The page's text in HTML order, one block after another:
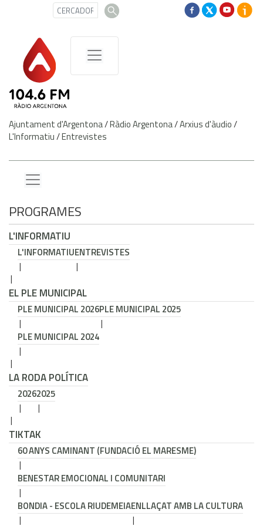
Ajuntament d'Argentona/Ràdio Argentona/Arxius d'àudio/
L'Informatiu/Entrevistes
PROGRAMES
L'INFORMATIU
L'INFORMATIUENTREVISTES
EL PLE MUNICIPAL
PLE MUNICIPAL 2026PLE MUNICIPAL 2025
PLE MUNICIPAL 2024
LA RODA POLÍTICA
20262025
TIKTAK
60 ANYS CAMINANT (FUNDACIÓ EL MARESME)
BENESTAR EMOCIONAL I COMUNITARI
BONDIA - ESCOLA RIUDEMEIAENLLAÇAT AMB LA CULTURA